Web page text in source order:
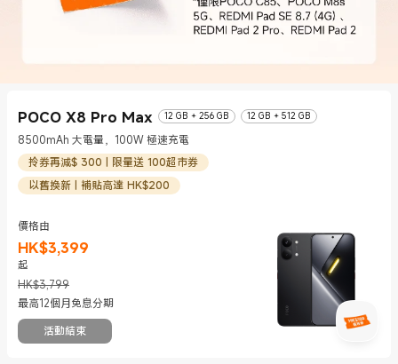
POCO X8 Pro Max 12 GB + 256 GB 12 GB + 512 GB
8500mAh 大電量，100W 極速充電
拎券再減$ 300 | 限量送 100超市券
以舊換新 | 補貼高達 HK$200
價格由
HK$3,399
現價 HK$3399
起
HK$3,799
市場價格 HK$3,799
最高12個月免息分期
活動結束